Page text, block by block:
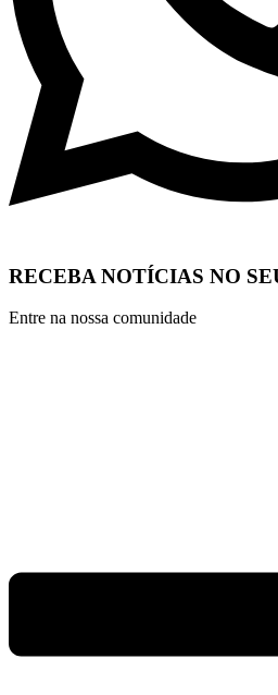
RECEBA NOTÍCIAS NO
Entre na nossa comunidade